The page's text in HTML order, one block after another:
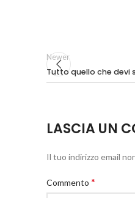
Newer
Tutto quello che
LASCIA UN
Il tuo indirizzo email
Commento *